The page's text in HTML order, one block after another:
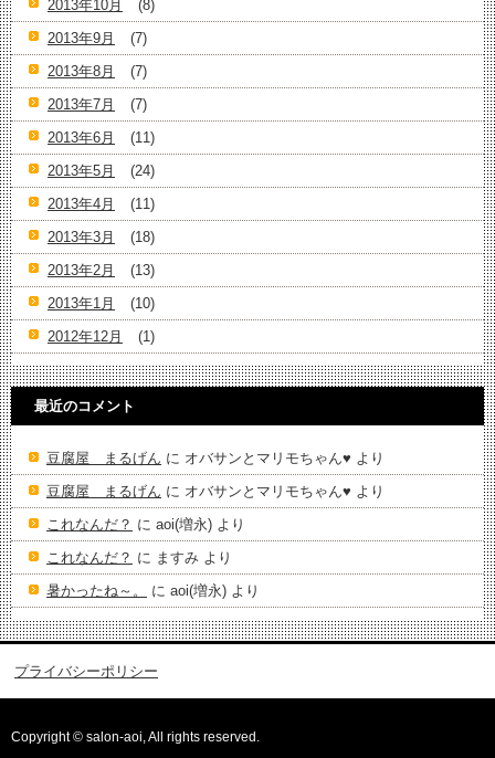
2013年10月
(8)
2013年9月
(7)
2013年8月
(7)
2013年7月
(7)
2013年6月
(11)
2013年5月
(24)
2013年4月
(11)
2013年3月
(18)
2013年2月
(13)
2013年1月
(10)
2012年12月
(1)
最近のコメント
豆腐屋 まるげん に オバサンとマリモちゃん♥️ より
豆腐屋 まるげん に オバサンとマリモちゃん♥️ より
これなんだ？ に aoi(増永) より
これなんだ？ に ますみ より
暑かったね～。
に aoi(増永) より
プライバシーポリシー
Copyright © salon-aoi, All rights reserved.